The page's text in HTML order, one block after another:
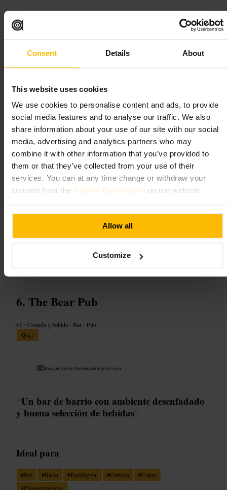
Consent Details About
This website uses cookies
We use cookies to personalise content and ads, to provide
social media features and to analyse our traffic. We also
share information about your use of our site with our social
media, advertising and analytics partners who may
combine it with other information that you’ve provided to
them or that they’ve collected from your use of their
services. You can at any time change or withdraw your
consent from the Cookie Declaration on our website.
Allow all
Customize
“Cócteles sin complicaciones, ambiente
urbano.
Ideal para
#Bar #Cócteles # Afterwork
BaresdeLondres
Qué esperar
Una carta de bebidas variada y servicio atento. Ambiente desenfadado,
mezcla de clientes locales y visitantes, y zonas de barra y mesas para
grupos pequeños. Música y luz ambiente que animan la noche sin
quitar espacio a la conversación.
Ve con tiempo si es fin de semana, la barra se llena pronto. Reserva para
grupos o pide sitio al llegar. Ideal para una copa tras la cena o para
The Bear Pub
€€ •Comida y bebida • Bar • Pub
4,7
Imagen /www.thebearpaddington.com
“Un bar de barrio con ambiente desenfadado
y buena selección de bebidas”
Ideal para
#Bar #Bares #Paddington #Cerveza #Copas
#Planentreamigos